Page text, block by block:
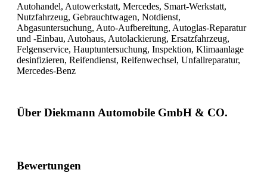
Autohandel, Autowerkstatt, Mercedes, Smart-Werkstatt,
Nutzfahrzeug, Gebrauchtwagen, Notdienst,
Abgasuntersuchung, Auto-Aufbereitung, Autoglas-Reparatur
und -Einbau, Autohaus, Autolackierung, Ersatzfahrzeug,
Felgenservice, Hauptuntersuchung, Inspektion, Klimaanlage
desinfizieren, Reifendienst, Reifenwechsel, Unfallreparatur,
Mercedes-Benz
Über Diekmann Automobile GmbH & CO.
Bewertungen